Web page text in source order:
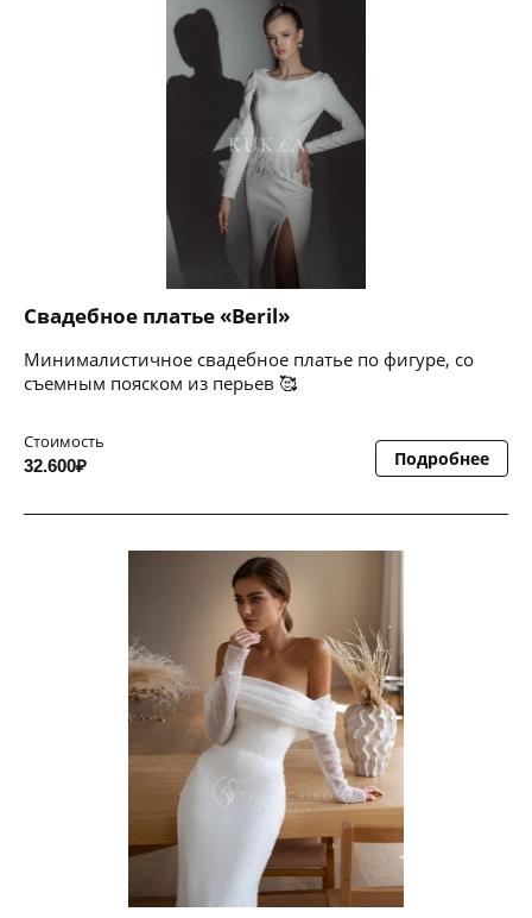
Свадебное платье «Beril»
Минималистичное свадебное платье по фигуре, со
съемным пояском из перьев 🥰
Стоимость
32.600₽ Подробнее